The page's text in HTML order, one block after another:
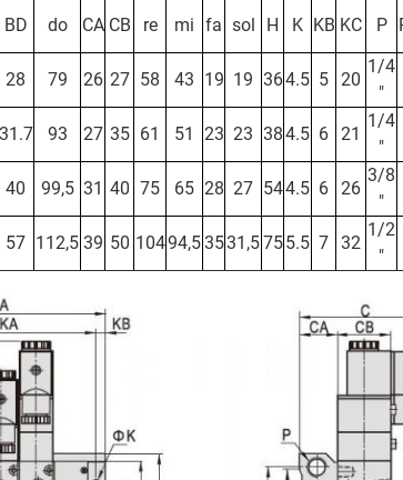
BD do CA CB re mi fa sol H K KB KC P
28 79 26 27 58 43 19 19 364.5 5 20
1/4
"
31.7 93 27 35 61 51 23 23 384.5 6 21
1/4
"
40 99,5 31 40 75 65 28 27 544.5 6 26
3/8
"
57 112,5 39 50 10494,53531,5755.5 7 32
1/2
"